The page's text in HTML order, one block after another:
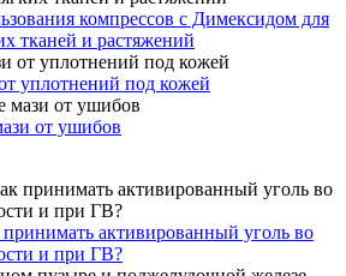
компрессов с Димексидом для
тканей и растяжений
уплотнений под кожей
от ушибов
активированный уголь во
и при ГВ?